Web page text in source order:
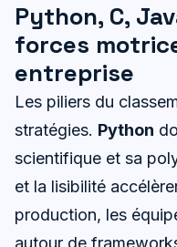
Python, C,
forces
entreprise
Les piliers du
stratégies. Python
scientifique et sa
et la lisibilité
production, les
autour de